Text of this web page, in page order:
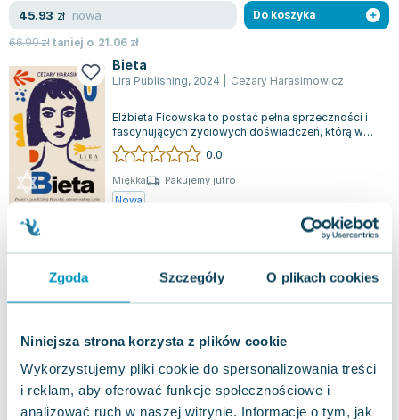
Zgoda Szczegóły O plikach cookies
Niniejsza strona korzysta z plików cookie
Wykorzystujemy pliki cookie do spersonalizowania treści
i reklam, aby oferować funkcje społecznościowe i
analizować ruch w naszej witrynie. Informacje o tym, jak
45.93 zł nowa
66.99złtaniej o 21.06 zł
Do koszyka
Bieta
Lira Publishing, 2024 Cezary Harasimowicz
Elżbieta Ficowska to postać pełna sprzeczności i
fascynujących życiowych doświadczeń, którą w
swojej książce przybliża Cezary Hara...
0.0
Miękka
Pakujemy jutro
Nowa
taniej o
Ala, zdecydowanie nie chce, by ją nazywać Alusią,
jest dziewczynką nietuzinkową, mimo że na pozór
podobną do wielu innych. Doskona...
0.0
Miękka
Pakujemy jutro